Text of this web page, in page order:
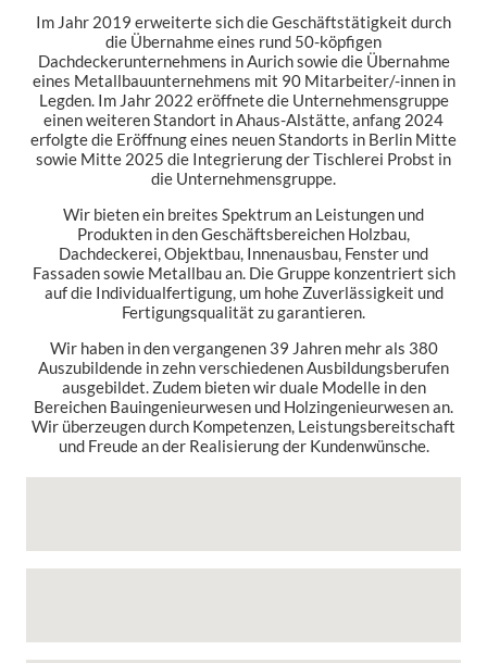
Im Jahr 2019 erweiterte sich die Geschäftstätigkeit durch
die Übernahme eines rund 50-köpfigen
Dachdeckerunternehmens in Aurich sowie die Übernahme
eines Metallbauunternehmens mit 90 Mitarbeiter/-innen in
Legden. Im Jahr 2022 eröffnete die Unternehmensgruppe
einen weiteren Standort in Ahaus-Alstätte, anfang 2024
erfolgte die Eröffnung eines neuen Standorts in Berlin Mitte
sowie Mitte 2025 die Integrierung der Tischlerei Probst in
die Unternehmensgruppe.
Wir bieten ein breites Spektrum an Leistungen und
Produkten in den Geschäftsbereichen Holzbau,
Dachdeckerei, Objektbau, Innenausbau, Fenster und
Fassaden sowie Metallbau an. Die Gruppe konzentriert sich
auf die Individualfertigung, um hohe Zuverlässigkeit und
Fertigungsqualität zu garantieren.
Wir haben in den vergangenen 39 Jahren mehr als 380
Auszubildende in zehn verschiedenen Ausbildungsberufen
ausgebildet. Zudem bieten wir duale Modelle in den
Bereichen Bauingenieurwesen und Holzingenieurwesen an.
Wir überzeugen durch Kompetenzen, Leistungsbereitschaft
und Freude an der Realisierung der Kundenwünsche.